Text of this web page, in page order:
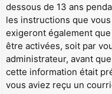
dessous de 13 ans
les instructions que
exigeront également
être activées, soit par
administrateur, avant
cette information était
vous aviez reçu un